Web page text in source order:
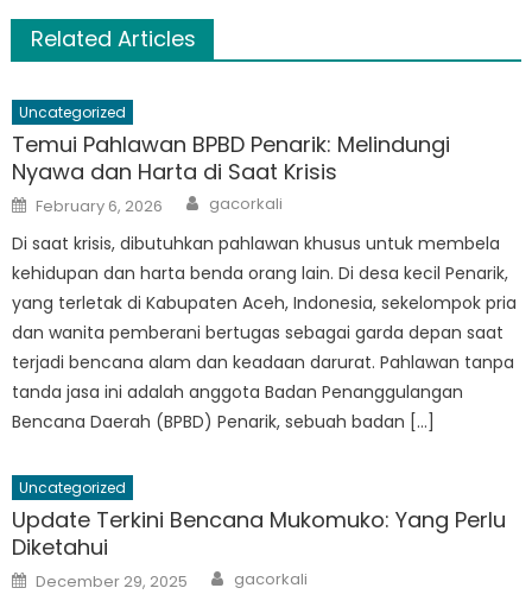
Related Articles
Uncategorized
Temui Pahlawan BPBD Penarik: Melindungi
Nyawa dan Harta di Saat Krisis
Posted
on
February 6, 2026 Author
gacorkali
Di saat krisis, dibutuhkan pahlawan khusus untuk membela
kehidupan dan harta benda orang lain. Di desa kecil Penarik,
yang terletak di Kabupaten Aceh, Indonesia, sekelompok pria
dan wanita pemberani bertugas sebagai garda depan saat
terjadi bencana alam dan keadaan darurat. Pahlawan tanpa
tanda jasa ini adalah anggota Badan Penanggulangan
Bencana Daerah (BPBD) Penarik, sebuah badan […]
Uncategorized
Update Terkini Bencana Mukomuko: Yang Perlu
Diketahui
Posted
on
December 29, 2025 Author
gacorkali